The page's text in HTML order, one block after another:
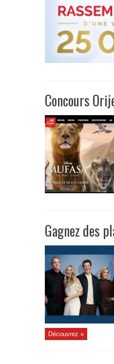
Concours
Gagnez des
Découvrez »